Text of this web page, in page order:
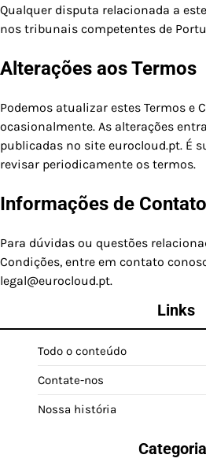
Qualquer disputa relacionada a
nos tribunais competentes de
Alterações aos Termos
Podemos atualizar estes Termos e
ocasionalmente. As alterações
publicadas no site eurocloud.pt. É
revisar periodicamente os termos.
Informações de Contato
Para dúvidas ou questões
Condições, entre em contato
legal@eurocloud.pt.
Links
Todo o conteúdo
Contate-nos
Nossa história